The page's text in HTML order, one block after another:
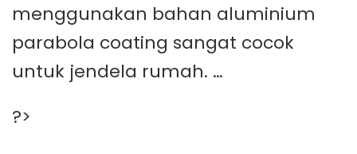
menggunakan bahan aluminium
parabola coating sangat cocok
untuk jendela rumah. …
?>